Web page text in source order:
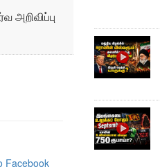
அறிவிப்பு